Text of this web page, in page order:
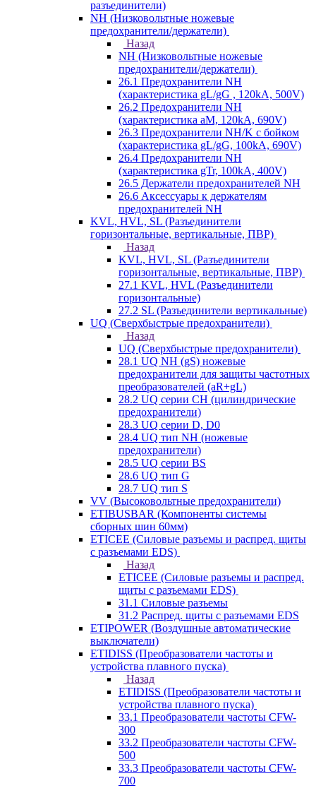
разъединители)
NH (Низковольтные ножевые
предохранители/держатели)
Назад
NH (Низковольтные ножевые
предохранители/держатели)
26.1 Предохранители NH
(характеристика gL/gG , 120kA, 500V)
26.2 Предохранители NH
(характеристика aM, 120kA, 690V)
26.3 Предохранители NH/K с бойком
(характеристика gL/gG, 100kA, 690V)
26.4 Предохранители NH
(характеристика gTr, 100kA, 400V)
26.5 Держатели предохранителей NH
26.6 Аксессуары к держателям
предохранителей NH
KVL, HVL, SL (Разъединители
горизонтальные, вертикальные, ПВР)
Назад
KVL, HVL, SL (Разъединители
горизонтальные, вертикальные, ПВР)
27.1 KVL, HVL (Разъединители
горизонтальные)
27.2 SL (Разъединители вертикальные)
UQ (Сверхбыстрые предохранители)
Назад
UQ (Сверхбыстрые предохранители)
28.1 UQ NH (gS) ножевые
предохранители для защиты частотных
преобразователей (aR+gL)
28.2 UQ серии CH (цилиндрические
предохранители)
28.3 UQ серии D, D0
28.4 UQ тип NH (ножевые
предохранители)
28.5 UQ серии BS
28.6 UQ тип G
28.7 UQ тип S
VV (Высоковольтные предохранители)
ETIBUSBAR (Компоненты системы
сборных шин 60мм)
ETICEE (Силовые разъемы и распред. щиты
с разъемами EDS)
Назад
ETICEE (Силовые разъемы и распред.
щиты с разъемами EDS)
31.1 Силовые разъемы
31.2 Распред. щиты с разъемами EDS
ETIPOWER (Воздушные автоматические
выключатели)
ETIDISS (Преобразователи частоты и
устройства плавного пуска)
Назад
ETIDISS (Преобразователи частоты и
устройства плавного пуска)
33.1 Преобразователи частоты CFW-
300
33.2 Преобразователи частоты CFW-
500
33.3 Преобразователи частоты CFW-
700